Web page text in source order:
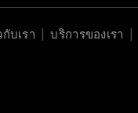
กับเรา บริการของเรา